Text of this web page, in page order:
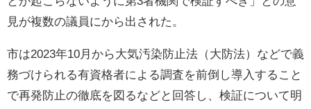
見が複数の議員にから出された。
市は2023年10月から大気汚染防止法（大防法）などで義
務づけられる有資格者による調査を前倒し導入すること
で再発防止の徹底を図るなどと回答し、検証について明